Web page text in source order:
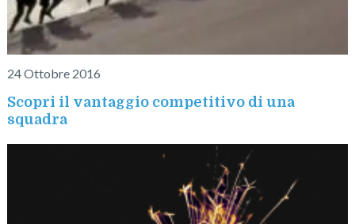
24 Ottobre 2016
Scopri il vantaggio competitivo di una
squadra